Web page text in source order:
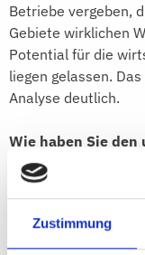
Zustimmung
Betriebe vergeben,
Gebiete wirklichen
Potential für die
liegen gelassen.
Analyse deutlich.
Wie haben Sie den
Zunächst einmal
einfach
ein sehr gutes